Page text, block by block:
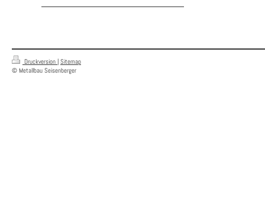
Druckversion | Sitemap
© Metallbau Seisenberger